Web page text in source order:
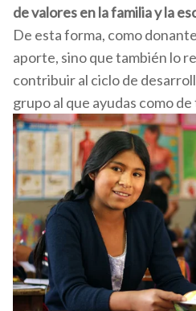
de valores en la familia y la
De esta forma, como
aporte, sino que también lo
contribuir al ciclo de
grupo al que ayudas como